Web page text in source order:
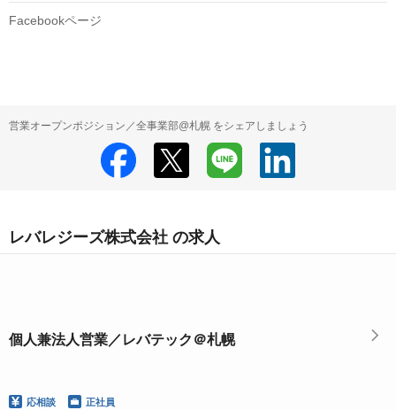
Facebookページ
営業オープンポジション／全事業部@札幌 をシェアしましょう
レバレジーズ株式会社 の求人
個人兼法人営業／レバテック＠札幌
応相談 正社員